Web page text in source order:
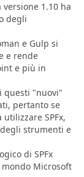
1.10 ha
degli
e Gulp si
e rende
e più in
questi "nuovi"
pertanto se
SPFx,
strumenti e
di SPFx
Microsoft